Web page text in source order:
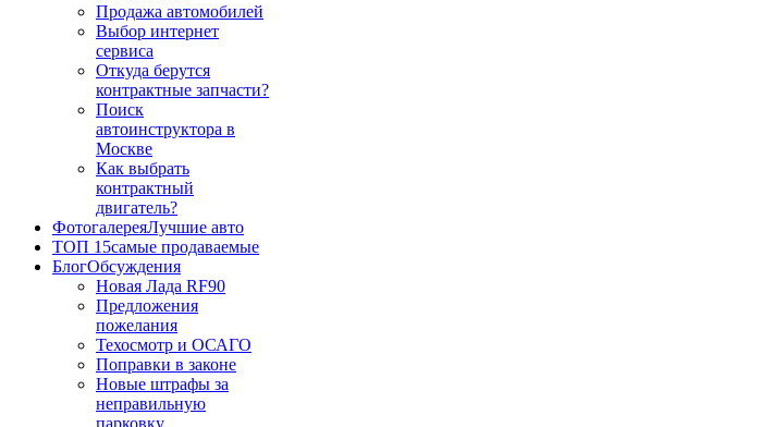
Продажа автомобилей
Выбор интернет
сервиса
Откуда берутся
контрактные запчасти?
Поиск
автоинструктора в
Москве
Как выбрать
контрактный
двигатель?
ФотогалереяЛучшие авто
ТОП 15самые продаваемые
БлогОбсуждения
Новая Лада RF90
Предложения
пожелания
Техосмотр и ОСАГО
Поправки в законе
Новые штрафы за
неправильную
парковку